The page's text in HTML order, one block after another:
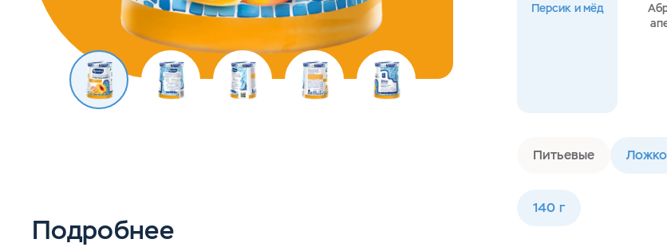
Подробнее
Персик и мёд
Питьевые
140 г